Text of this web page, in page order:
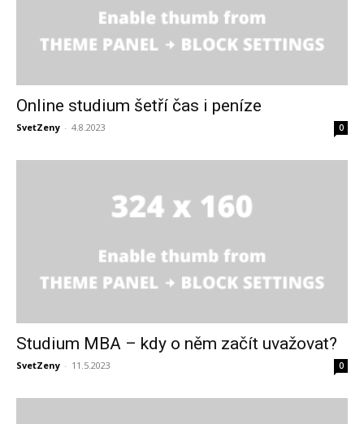
Online studium šetří čas i peníze
SvetZeny - 4.8.2023 0
Studium MBA – kdy o něm začít uvažovat?
SvetZeny - 11.5.2023 0